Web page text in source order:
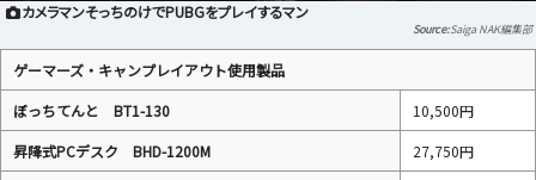
カメラマンそっちのけでPUBGをプレイするマン
Saiga NAK編集部
ゲーマーズ・キャンプレイアウト使用製品
ぼっちてんと BT1-130
10,500円
昇降式PCデスク BHD-1200M
27,750円